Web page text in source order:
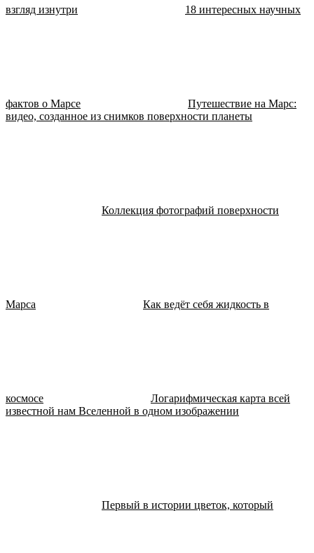
взгляд изнутри 18 интересных научных
фактов о Марсе
Путешествие на Марс:
видео, созданное из снимков поверхности планеты
Коллекция фотографий поверхности
Марса Как ведёт себя жидкость в
космосе
Логарифмическая карта всей
известной нам Вселенной в одном изображении
Первый в истории цветок, который